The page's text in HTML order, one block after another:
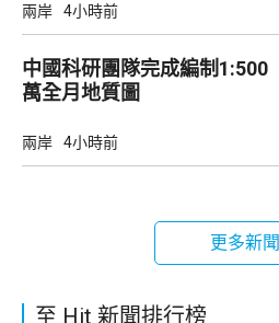
兩岸 4小時前
中國科研團隊完成編制1:500
萬全月地質圖
兩岸 4小時前
更多新聞
至 Hit 新聞排行榜